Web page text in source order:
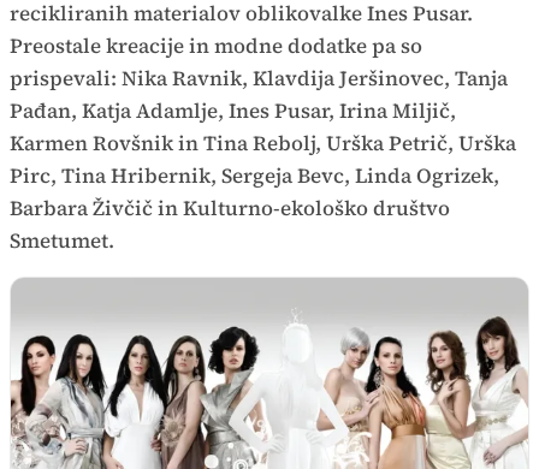
recikliranih materialov oblikovalke Ines Pusar.
Preostale kreacije in modne dodatke pa so
prispevali: Nika Ravnik, Klavdija Jeršinovec, Tanja
Pađan, Katja Adamlje, Ines Pusar, Irina Miljič,
Karmen Rovšnik in Tina Rebolj, Urška Petrič, Urška
Pirc, Tina Hribernik, Sergeja Bevc, Linda Ogrizek,
Barbara Živčič in Kulturno-ekološko društvo
Smetumet.